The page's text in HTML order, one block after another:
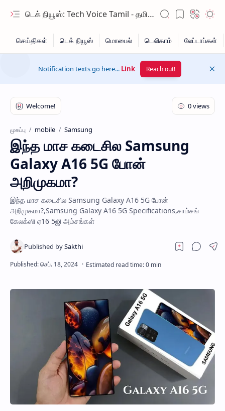
டெக் நியூஸ்: Tech Voice Tamil - தமிழ் டெக் & 2026 AI செய்திகள்.
Hidden Menu
Hidden Menu
Notification texts go here... Link Reach out!
முகப்பு mobile Samsung
இந்த மாச கடைசில Samsung
Galaxy A16 5G போன்
அறிமுகமா?
இந்த மாச கடைசில Samsung Galaxy A16 5G போன்
அறிமுகமா?,Samsung Galaxy A16 5G Specifications,சாம்சங்
கேலக்ஸி ஏ16 5ஜி அம்சங்கள்